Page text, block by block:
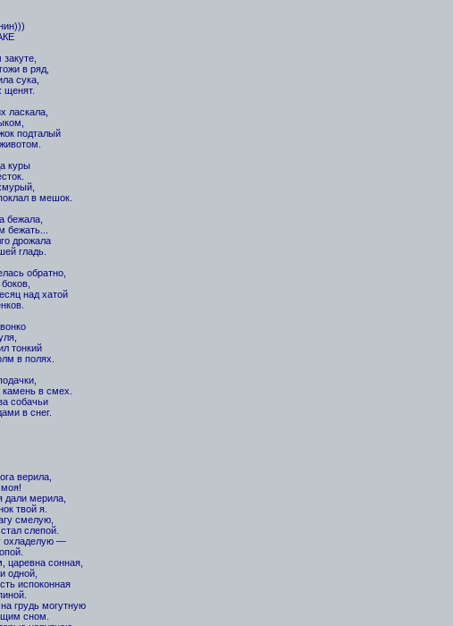
в ряд,
сука,
ласкала,
подталый
куры
в мешок.
бежала,
бежать...
дрожала
гладь.
обратно,
над хатой
тонкий
в полях.
камень в смех.
собачьи
в снег.
верила,
дали мерила,
твой я.
смелую,
слепой.
охладелую —
царевна сонная,
одной,
испоконная
грудь могутную
сном.